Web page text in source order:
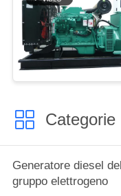
Categorie
Generatore diesel del
gruppo elettrogeno